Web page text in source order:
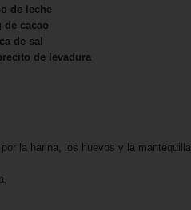
de leche
de cacao
de sal
de levadura
la harina, los huevos y la mantequilla.